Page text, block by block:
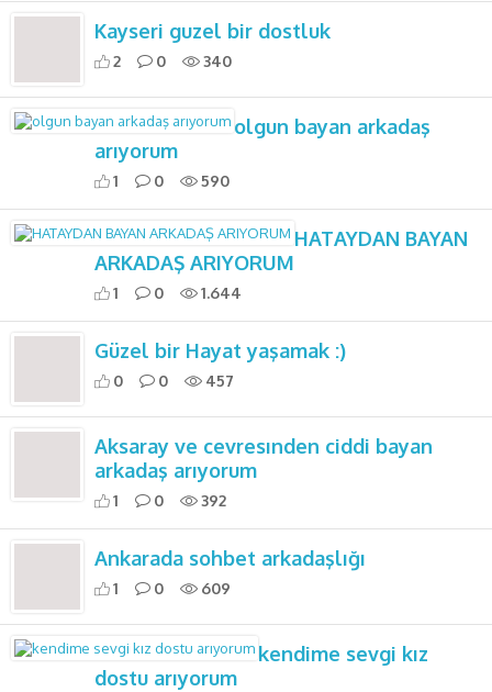
Kayseri guzel bir dostluk
2 0 340
olgun bayan arkadaş
arıyorum
1 0 590
HATAYDAN BAYAN
ARKADAŞ ARIYORUM
1 0 1.644
Güzel bir Hayat yaşamak :)
0 0 457
Aksaray ve cevresınden ciddi bayan
arkadaş arıyorum
1 0 392
Ankarada sohbet arkadaşlığı
1 0 609
kendime sevgi kız
dostu arıyorum